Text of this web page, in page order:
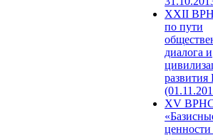
XXII
по пути
диалога и
развития
XV